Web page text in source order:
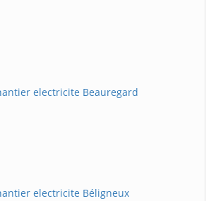
electricite Beauregard
electricite Béligneux